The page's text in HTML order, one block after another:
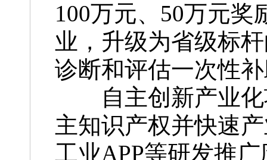
100万元、50万元
业，升级为省级标
诊断和评估一次性
自主创新产业化
主知识产权并快速
工业APP等研发推